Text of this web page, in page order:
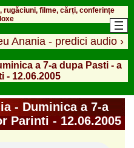
rugăciuni, filme, cărți, conferințe
Anania - predici audio ›
a 7-a dupa Pasti - a
- 12.06.2005
- Duminica a 7-a
Parinti - 12.06.2005